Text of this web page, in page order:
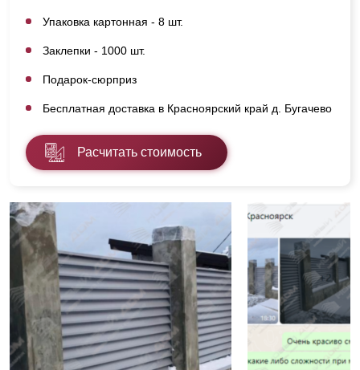
Упаковка картонная - 8 шт.
Заклепки - 1000 шт.
Подарок-сюрприз
Бесплатная доставка в Красноярский край д. Бугачево
Расчитать стоимость